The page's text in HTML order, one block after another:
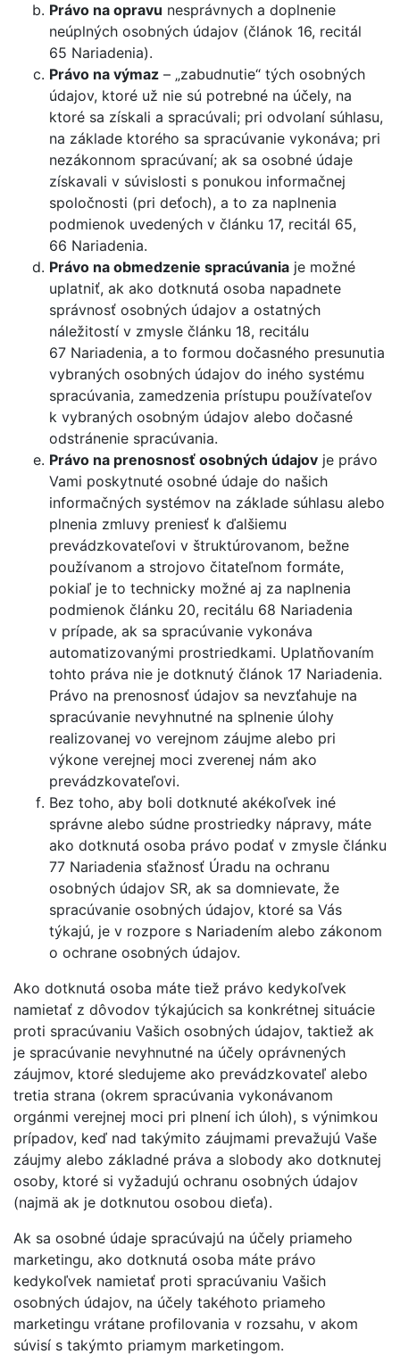
Právo na opravu nesprávnych a doplnenie
neúplných osobných údajov (článok 16, recitál
65 Nariadenia).
Právo na výmaz – „zabudnutie“ tých osobných
údajov, ktoré už nie sú potrebné na účely, na
ktoré sa získali a spracúvali; pri odvolaní súhlasu,
na základe ktorého sa spracúvanie vykonáva; pri
nezákonnom spracúvaní; ak sa osobné údaje
získavali v súvislosti s ponukou informačnej
spoločnosti (pri deťoch), a to za naplnenia
podmienok uvedených v článku 17, recitál 65,
66 Nariadenia.
Právo na obmedzenie spracúvania je možné
uplatniť, ak ako dotknutá osoba napadnete
správnosť osobných údajov a ostatných
náležitostí v zmysle článku 18, recitálu
67 Nariadenia, a to formou dočasného presunutia
vybraných osobných údajov do iného systému
spracúvania, zamedzenia prístupu používateľov
k vybraných osobným údajov alebo dočasné
odstránenie spracúvania.
Právo na prenosnosť osobných údajov je právo
Vami poskytnuté osobné údaje do našich
informačných systémov na základe súhlasu alebo
plnenia zmluvy preniesť k ďalšiemu
prevádzkovateľovi v štruktúrovanom, bežne
používanom a strojovo čitateľnom formáte,
pokiaľ je to technicky možné aj za naplnenia
podmienok článku 20, recitálu 68 Nariadenia
v prípade, ak sa spracúvanie vykonáva
automatizovanými prostriedkami. Uplatňovaním
tohto práva nie je dotknutý článok 17 Nariadenia.
Právo na prenosnosť údajov sa nevzťahuje na
spracúvanie nevyhnutné na splnenie úlohy
realizovanej vo verejnom záujme alebo pri
výkone verejnej moci zverenej nám ako
prevádzkovateľovi.
Bez toho, aby boli dotknuté akékoľvek iné
správne alebo súdne prostriedky nápravy, máte
ako dotknutá osoba právo podať v zmysle článku
77 Nariadenia sťažnosť Úradu na ochranu
osobných údajov SR, ak sa domnievate, že
spracúvanie osobných údajov, ktoré sa Vás
týkajú, je v rozpore s Nariadením alebo zákonom
o ochrane osobných údajov.
Ako dotknutá osoba máte tiež právo kedykoľvek
namietať z dôvodov týkajúcich sa konkrétnej situácie
proti spracúvaniu Vašich osobných údajov, taktiež ak
je spracúvanie nevyhnutné na účely oprávnených
záujmov, ktoré sledujeme ako prevádzkovateľ alebo
tretia strana (okrem spracúvania vykonávanom
orgánmi verejnej moci pri plnení ich úloh), s výnimkou
prípadov, keď nad takýmito záujmami prevažujú Vaše
záujmy alebo základné práva a slobody ako dotknutej
osoby, ktoré si vyžadujú ochranu osobných údajov
(najmä ak je dotknutou osobou dieťa).
Ak sa osobné údaje spracúvajú na účely priameho
marketingu, ako dotknutá osoba máte právo
kedykoľvek namietať proti spracúvaniu Vašich
osobných údajov, na účely takéhoto priameho
marketingu vrátane profilovania v rozsahu, v akom
súvisí s takýmto priamym marketingom.